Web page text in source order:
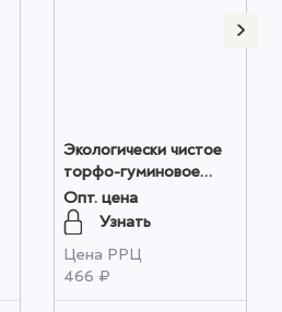
Экологически чистое
торфо-гуминовое
удобрение "Алтайская
ФЛОРА" 1 шт оптом
Опт. цена
Узнать
Цена РРЦ
466 ₽